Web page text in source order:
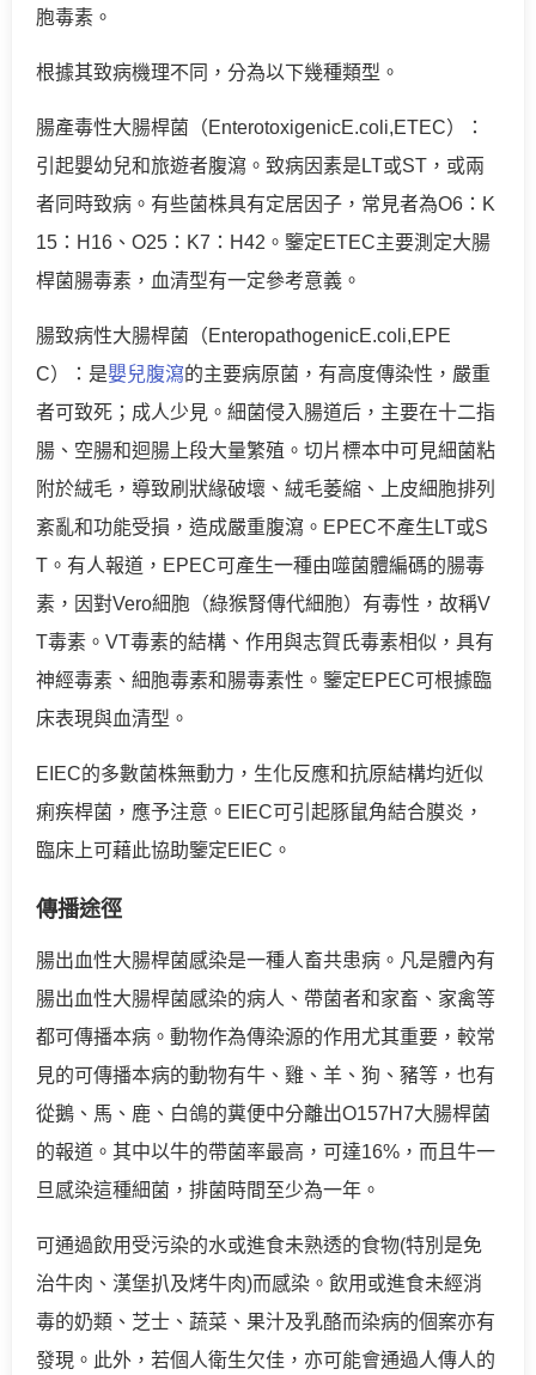
胞毒素。
根據其致病機理不同，分為以下幾種類型。
腸產毒性大腸桿菌（EnterotoxigenicE.coli,ETEC）：
引起嬰幼兒和旅遊者腹瀉。致病因素是LT或ST，或兩
者同時致病。有些菌株具有定居因子，常見者為O6：K
15：H16、O25：K7：H42。鑒定ETEC主要測定大腸
桿菌腸毒素，血清型有一定參考意義。
腸致病性大腸桿菌（EnteropathogenicE.coli,EPE
C）：是嬰兒腹瀉的主要病原菌，有高度傳染性，嚴重
者可致死；成人少見。細菌侵入腸道后，主要在十二指
腸、空腸和迴腸上段大量繁殖。切片標本中可見細菌粘
附於絨毛，導致刷狀緣破壞、絨毛萎縮、上皮細胞排列
紊亂和功能受損，造成嚴重腹瀉。EPEC不產生LT或S
T。有人報道，EPEC可產生一種由噬菌體編碼的腸毒
素，因對Vero細胞（綠猴腎傳代細胞）有毒性，故稱V
T毒素。VT毒素的結構、作用與志賀氏毒素相似，具有
神經毒素、細胞毒素和腸毒素性。鑒定EPEC可根據臨
床表現與血清型。
EIEC的多數菌株無動力，生化反應和抗原結構均近似
痢疾桿菌，應予注意。EIEC可引起豚鼠角結合膜炎，
臨床上可藉此協助鑒定EIEC。
傳播途徑
腸出血性大腸桿菌感染是一種人畜共患病。凡是體內有
腸出血性大腸桿菌感染的病人、帶菌者和家畜、家禽等
都可傳播本病。動物作為傳染源的作用尤其重要，較常
見的可傳播本病的動物有牛、雞、羊、狗、豬等，也有
從鵝、馬、鹿、白鴿的糞便中分離出O157H7大腸桿菌
的報道。其中以牛的帶菌率最高，可達16%，而且牛一
旦感染這種細菌，排菌時間至少為一年。
可通過飲用受污染的水或進食未熟透的食物(特別是免
治牛肉、漢堡扒及烤牛肉)而感染。飲用或進食未經消
毒的奶類、芝士、蔬菜、果汁及乳酪而染病的個案亦有
發現。此外，若個人衛生欠佳，亦可能會通過人傳人的